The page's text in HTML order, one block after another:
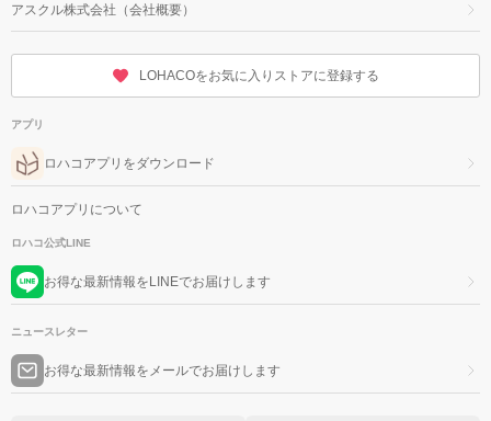
アスクル株式会社（会社概要）
LOHACOをお気に入りストアに登録する
アプリ
ロハコアプリをダウンロード
ロハコアプリについて
ロハコ公式LINE
お得な最新情報をLINEでお届けします
ニュースレター
お得な最新情報をメールでお届けします